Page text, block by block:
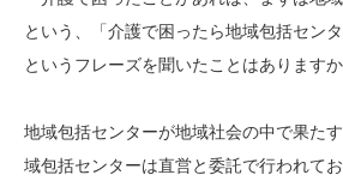
という、「介護で困ったら地域包括セン
というフレーズを聞いたことはありますか
地域包括センターが地域社会の中で果た
域包括センターは直営と委託で行われて